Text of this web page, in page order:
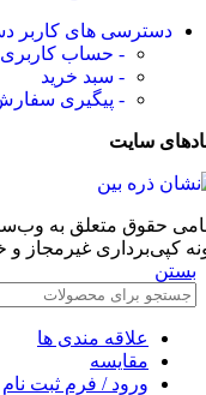
دسترسی های کاربر
- حساب کاربری
- سبد خرید
- پیگیری
سایت
حقوق متعلق به
کپی‌برداری غیرمجاز
بستن
علاقه مندی ها
مقایسه
ورود / فرم ثبت نام